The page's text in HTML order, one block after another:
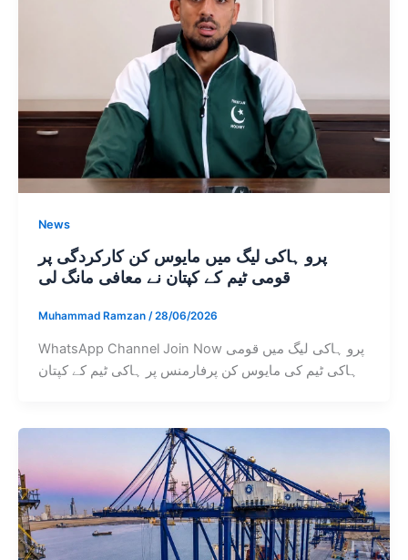
News
پرو ہاکی لیگ میں مایوس کن کارکردگی پر
قومی ٹیم کے کپتان نے معافی مانگ لی
Muhammad Ramzan /28/06/2026
WhatsApp Channel Join Now پرو ہاکی لیگ میں قومی
ہاکی ٹیم کی مایوس کن پرفارمنس پر ہاکی ٹیم کے کپتان